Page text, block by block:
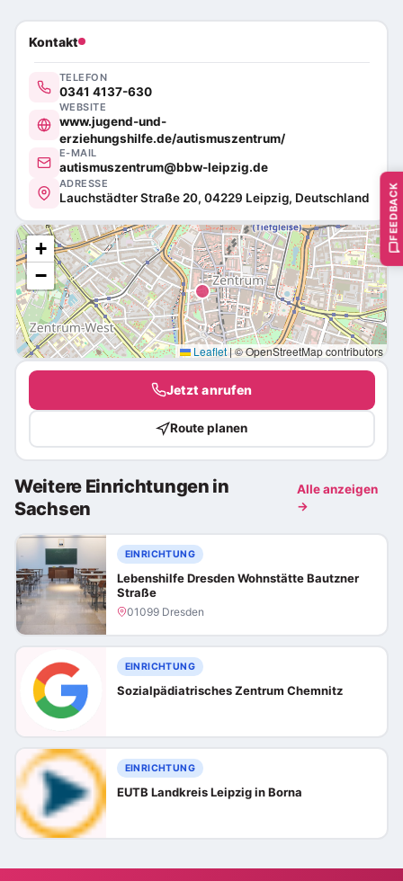
Kontakt
TELEFON
0341 4137-630
WEBSITE
www.jugend-und-
erziehungshilfe.de/autismuszentrum/
E-MAIL
autismuszentrum@bbw-leipzig.de
ADRESSE
Lauchstädter Straße 20, 04229 Leipzig, Deutschland
+
−
Leaflet|© OpenStreetMap contributors
Jetzt anrufen
Route planen
Weitere Einrichtungen in
Sachsen
Alle anzeigen
→
EINRICHTUNG
Lebenshilfe Dresden Wohnstätte Bautzner
Straße
01099 Dresden
EINRICHTUNG
Sozialpädiatrisches Zentrum Chemnitz
EINRICHTUNG
EUTB Landkreis Leipzig in Borna
FEEDBACK